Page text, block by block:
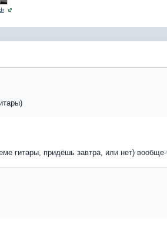
гитары, придёшь завтра, или нет)